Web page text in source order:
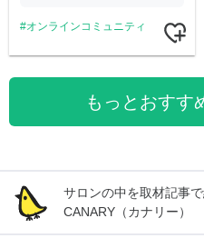
オンラインコミュニティ
もっとおすす
サロンの中を取材記事
CANARY（カナリー）